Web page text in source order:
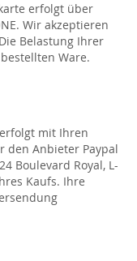
erfolgt über
Wir akzeptieren
Belastung Ihrer
Ware.
mit Ihren
den Anbieter Paypal
Boulevard Royal, L-
Kaufs. Ihre